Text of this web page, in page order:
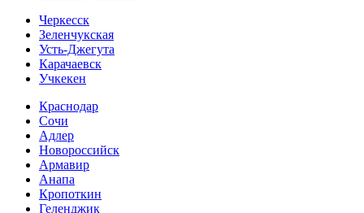
Черкесск
Зеленчукская
Усть-Джегута
Карачаевск
Учкекен
Краснодар
Сочи
Адлер
Новороссийск
Армавир
Анапа
Кропоткин
Геленджик